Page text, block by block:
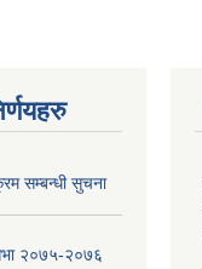
सम्बन्धी सुचना
२०७५-२०७६